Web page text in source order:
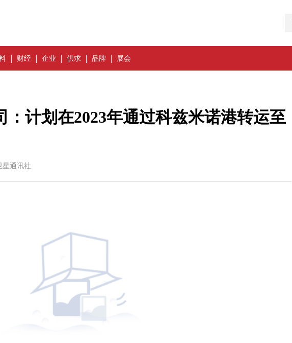
财经 企业 供求 品牌 展会
：计划在2023年通过科兹米诺港转运至
星通讯社